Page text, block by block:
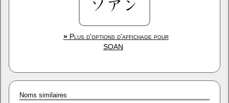
»Plus d'options d'affichage pour
SOAN
Noms similaires